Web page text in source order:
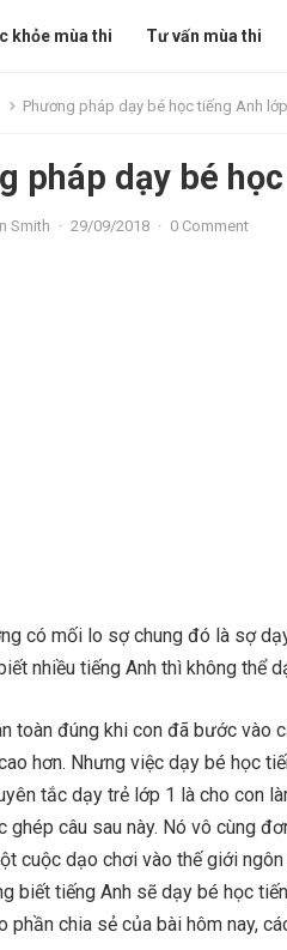
khỏe mùa thi Tư vấn mùa thi
Phương pháp dạy bé học tiếng Anh
pháp dạy bé
Smith · 29/09/2018 · 0 Comment
có mối lo sợ chung đó là sợ
nhiều tiếng Anh thì không thể
toàn đúng khi con đã bước vào
hơn. Nhưng việc dạy bé học
tắc dạy trẻ lớp 1 là cho con
ghép câu sau này. Nó vô cùng
cuộc dạo chơi vào thế giới
biết tiếng Anh sẽ dạy bé học
phần chia sẻ của bài hôm nay,